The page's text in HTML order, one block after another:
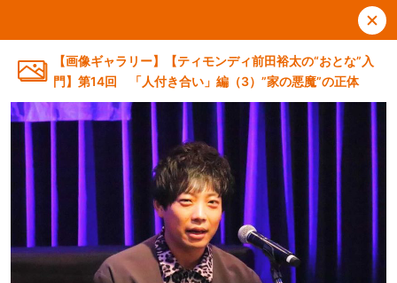
【画像ギャラリー】【ティモンディ前田裕太の“おとな”入
門】第14回 「人付き合い」編（3）”家の悪魔”の正体